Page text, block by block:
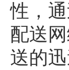
性，
配送
送的